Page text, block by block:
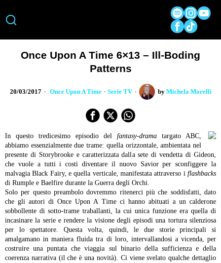
Once Upon A Time 6×13 – Ill-Boding
Patterns
20/03/2017 Once Upon A Time · Serie TV by Michela Morelli
In questo tredicesimo episodio del fantasy-drama targato ABC,
abbiamo essenzialmente due trame: quella orizzontale, ambientata nel
presente di Storybrooke e caratterizzata dalla sete di vendetta di Gideon,
che vuole a tutti i costi diventare il nuovo Savior per sconfiggere la
malvagia Black Fairy, e quella verticale, manifestata attraverso i flashbacks
di Rumple e Baelfire durante la Guerra degli Orchi.
Solo per questo preambolo dovremmo ritenerci più che soddisfatti, dato
che gli autori di Once Upon A Time ci hanno abituati a un calderone
sobbollente di sotto-trame traballanti, la cui unica funzione era quella di
incasinare la serie e rendere la visione degli episodi una tortura silenziosa
per lo spettatore. Questa volta, quindi, le due storie principali si
amalgamano in maniera fluida tra di loro, intervallandosi a vicenda, per
costruire una puntata che viaggia sul binario della sufficienza e della
coerenza narrativa (il che è una novità). Ci viene svelato qualche dettaglio